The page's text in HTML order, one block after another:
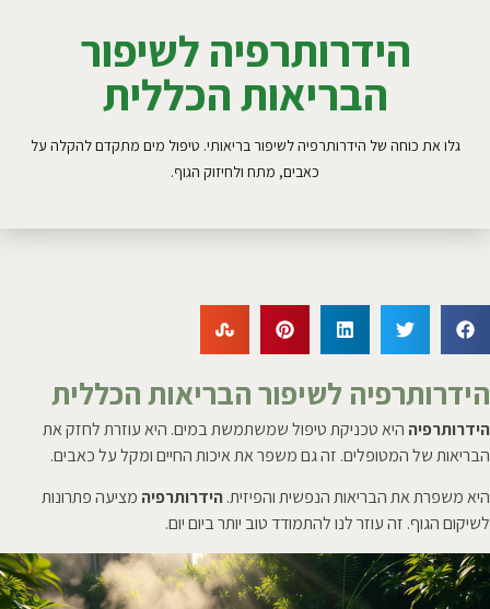
הידרותרפיה לשיפור
הבריאות הכללית
גלו את כוחה של הידרותרפיה לשיפור בריאותי. טיפול מים מתקדם להקלה על
כאבים, מתח ולחיזוק הגוף.
הידרותרפיה לשיפור הבריאות הכללית
הידרותרפיה היא טכניקת טיפול שמשתמשת במים. היא עוזרת לחזק את
הבריאות של המטופלים. זה גם משפר את איכות החיים ומקל על כאבים.
היא משפרת את הבריאות הנפשית והפיזית.הידרותרפיה מציעה פתרונות
לשיקום הגוף. זה עוזר לנו להתמודד טוב יותר ביום יום.